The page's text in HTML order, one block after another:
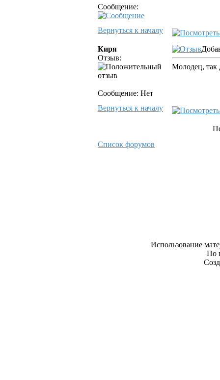
Сообщение:
Вернуться к началу
Киря
Отзыв:
Сообщение: Нет
Молодец, так
Вернуться к началу
Список форумов
Использование
По